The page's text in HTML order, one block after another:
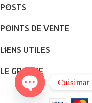
POSTS
POINTS DE VENTE
LIENS UTILES
LE GROUPE
By
Cuisimat